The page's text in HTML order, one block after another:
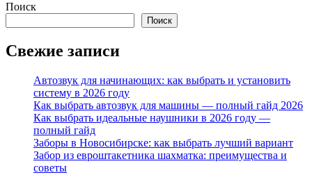
Поиск
Поиск
Свежие записи
Автозвук для начинающих: как выбрать и установить
систему в 2026 году
Как выбрать автозвук для машины — полный гайд 2026
Как выбрать идеальные наушники в 2026 году —
полный гайд
Заборы в Новосибирске: как выбрать лучший вариант
Забор из евроштакетника шахматка: преимущества и
советы